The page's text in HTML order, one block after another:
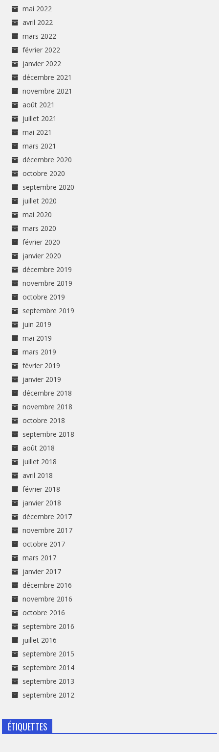
mai 2022
avril 2022
mars 2022
février 2022
janvier 2022
décembre 2021
novembre 2021
août 2021
juillet 2021
mai 2021
mars 2021
décembre 2020
octobre 2020
septembre 2020
juillet 2020
mai 2020
mars 2020
février 2020
janvier 2020
décembre 2019
novembre 2019
octobre 2019
septembre 2019
juin 2019
mai 2019
mars 2019
février 2019
janvier 2019
décembre 2018
novembre 2018
octobre 2018
septembre 2018
août 2018
juillet 2018
avril 2018
février 2018
janvier 2018
décembre 2017
novembre 2017
octobre 2017
mars 2017
janvier 2017
décembre 2016
novembre 2016
octobre 2016
septembre 2016
juillet 2016
septembre 2015
septembre 2014
septembre 2013
septembre 2012
ÉTIQUETTES